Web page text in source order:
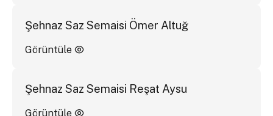
Şehnaz Saz Semaisi Ömer Altuğ
Görüntüle
Şehnaz Saz Semaisi Reşat Aysu
Görüntüle